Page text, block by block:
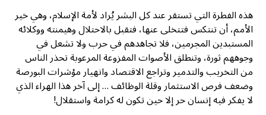
هذه الفطرة التي تستقر عند كل البشر يُراد لأمة الإسلام، وهي خير
الأمم، أن تنتكس فتتخلى عنها، فتقبل بالاحتلال وهيمنته ووكلائه
المستبدين المجرمين، فلا تجاهدهم في حرب ولا تشعل في
وجوههم ثورة، وتنطلق الأصوات المفزوعة المرعوبة تحذر الناس
من التخريب والتدمير وتراجع الاقتصاد وانهيار مؤشرات البورصة
وضعف فرص الاستثمار وقلة الوظائف … إلى آخر هذا الهراء الذي
لا يفكر فيه إنسان حر إلا حين تكون له كرامة واستقلال!